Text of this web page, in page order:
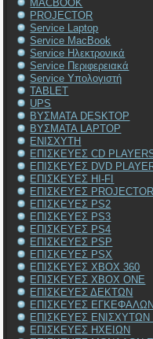
MACBOOK
PROJECTOR
Service Laptop
Service MacBook
Service Ηλεκτρονικά
Service Περιφερειακά
Service Υπολογιστή
TABLET
UPS
ΒΥΣΜΑΤΑ DESKTOP
ΒΥΣΜΑΤΑ LAPTOP
ΕΝΙΣΧΥΤΗ
ΕΠΙΣΚΕΥΕΣ CD
ΕΠΙΣΚΕΥΕΣ DVD
ΕΠΙΣΚΕΥΕΣ HI-FI
ΕΠΙΣΚΕΥΕΣ
ΕΠΙΣΚΕΥΕΣ PS2
ΕΠΙΣΚΕΥΕΣ PS3
ΕΠΙΣΚΕΥΕΣ PS4
ΕΠΙΣΚΕΥΕΣ PSP
ΕΠΙΣΚΕΥΕΣ PSX
ΕΠΙΣΚΕΥΕΣ XBOX 360
ΕΠΙΣΚΕΥΕΣ XBOX ONE
ΕΠΙΣΚΕΥΕΣ ΔΕΚΤΩΝ
ΕΠΙΣΚΕΥΕΣ ΕΓΚΕΦΑΛΩΝ
ΕΠΙΣΚΕΥΕΣ
ΕΠΙΣΚΕΥΕΣ ΗΧΕΙΩΝ